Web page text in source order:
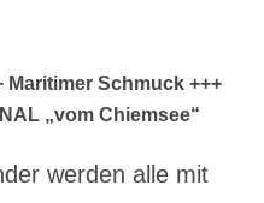
Maritimer Schmuck +++
„vom Chiemsee“
werden alle mit